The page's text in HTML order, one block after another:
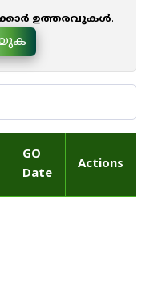
ഉത്തരവുകൾ.
GO
Date
Actions